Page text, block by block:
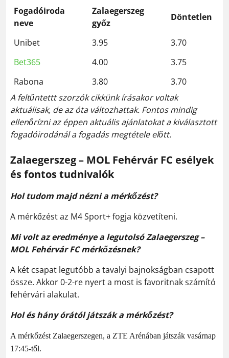
Fogadóiroda
neve
Zalaegerszeg
győz
Döntetlen
Unibet 3.95
3.70
Bet365
4.00
3.75
Rabona
3.80
3.70
A feltűntettt szorzók cikkünk írásakor voltak
aktuálisak, de az óta változhattak. Fontos mindig
ellenőrízni az éppen aktuális ajánlatokat a kiválasztott
fogadóirodánál a fogadás megtétele előtt.
Zalaegerszeg – MOL Fehérvár FC esélyek
és fontos tudnivalók
Hol tudom majd nézni a mérkőzést?
A mérkőzést az M4 Sport+ fogja közvetíteni.
Mi volt az eredménye a legutolsó Zalaegerszeg –
MOL Fehérvár FC mérkőzésnek?
A két csapat legutóbb a tavalyi bajnokságban csapott
össze. Akkor 0-2-re nyert a most is favoritnak számító
fehérvári alakulat.
Hol és hány órától játszák a mérkőzést?
A mérkőzést Zalaegerszegen, a ZTE Arénában játszák vasárnap
17:45-től.